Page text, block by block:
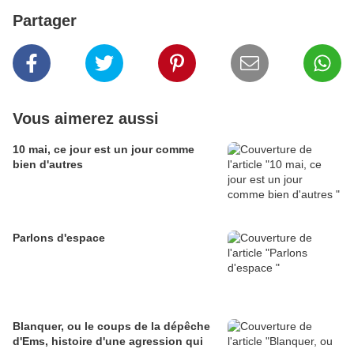
Partager
Vous aimerez aussi
10 mai, ce jour est un jour comme
bien d'autres
Parlons d'espace
Blanquer, ou le coups de la dépêche
d'Ems, histoire d'une agression qui